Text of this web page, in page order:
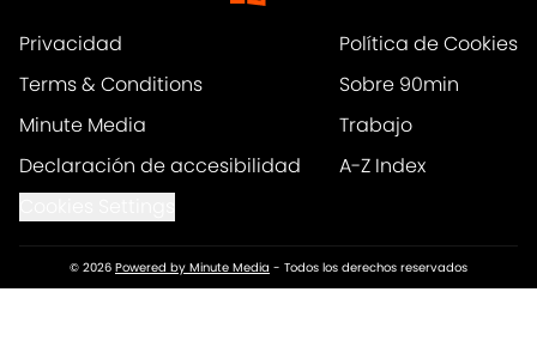
Privacidad
Política de Cookies
Terms & Conditions
Sobre 90min
Minute Media
Trabajo
Declaración de accesibilidad
A-Z Index
© 2026 Powered by Minute Media - Todos los derechos reservados